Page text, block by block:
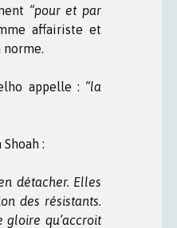
“pour et par
affairiste et
appelle : “la
:
détacher. Elles
des résistants.
gloire qu’accroit